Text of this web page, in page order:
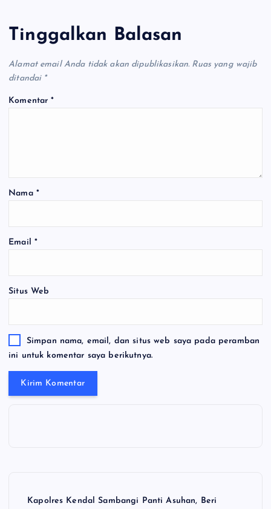
Tinggalkan Balasan
Alamat email Anda tidak akan dipublikasikan. Ruas yang wajib
ditandai *
Komentar*
Nama *
Email *
Situs Web
Simpan nama, email, dan situs web saya pada peramban
ini untuk komentar saya berikutnya.
Kapolres Kendal Sambangi Panti Asuhan, Beri